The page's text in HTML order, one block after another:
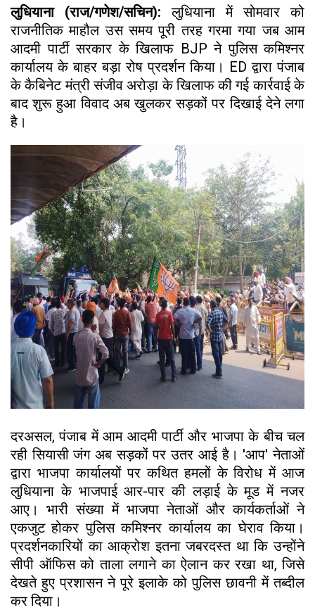
लुधियाना (राज/गणेश/सचिन):लुधियाना में सोमवार को
राजनीतिक माहौल उस समय पूरी तरह गरमा गया जब आम
आदमी पार्टी सरकार के खिलाफ BJP ने पुलिस कमिश्नर
कार्यालय के बाहर बड़ा रोष प्रदर्शन किया। ED द्वारा पंजाब
के कैबिनेट मंत्री संजीव अरोड़ा के खिलाफ की गई कार्रवाई के
बाद शुरू हुआ विवाद अब खुलकर सड़कों पर दिखाई देने लगा
है।
दरअसल, पंजाब में आम आदमी पार्टी और भाजपा के बीच चल
रही सियासी जंग अब सड़कों पर उतर आई है। 'आप' नेताओं
द्वारा भाजपा कार्यालयों पर कथित हमलों के विरोध में आज
लुधियाना के भाजपाई आर-पार की लड़ाई के मूड में नजर
आए। भारी संख्या में भाजपा नेताओं और कार्यकर्ताओं ने
एकजुट होकर पुलिस कमिश्नर कार्यालय का घेराव किया।
प्रदर्शनकारियों का आक्रोश इतना जबरदस्त था कि उन्होंने
सीपी ऑफिस को ताला लगाने का ऐलान कर रखा था, जिसे
देखते हुए प्रशासन ने पूरे इलाके को पुलिस छावनी में तब्दील
कर दिया।